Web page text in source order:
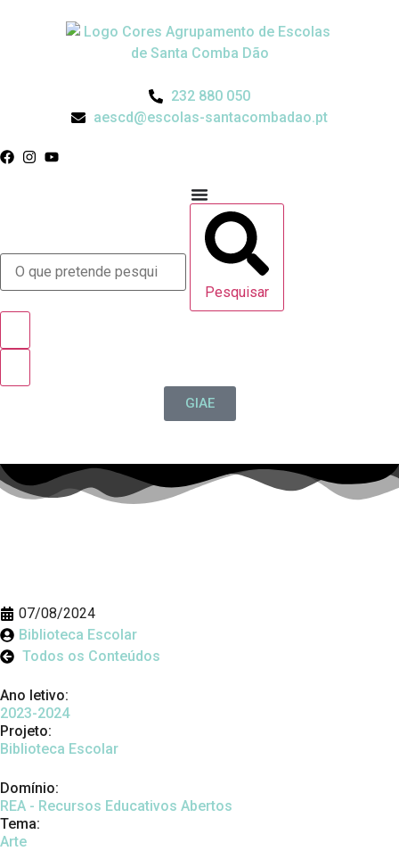
232 880 050
aescd@escolas-santacombadao.pt
Pesquisar
GIAE
07/08/2024
Biblioteca Escolar
Todos os Conteúdos
Ano letivo:
2023-2024
Projeto:
Biblioteca Escolar
Domínio:
REA - Recursos Educativos Abertos
Tema:
Arte